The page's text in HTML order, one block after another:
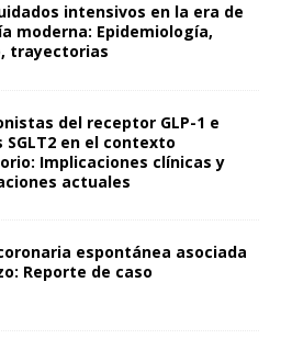
intensivos en la era de
moderna: Epidemiología,
trayectorias
del receptor GLP-1 e
SGLT2 en el contexto
Implicaciones clínicas y
actuales
espontánea asociada
Reporte de caso